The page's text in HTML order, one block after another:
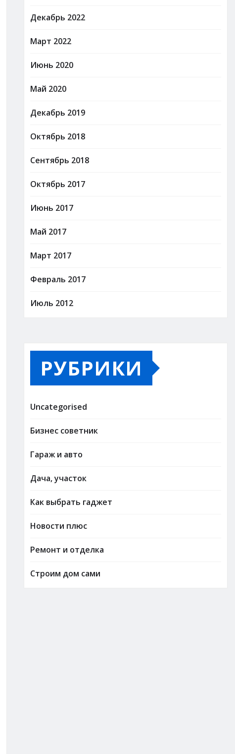
Декабрь 2022
Март 2022
Июнь 2020
Май 2020
Декабрь 2019
Октябрь 2018
Сентябрь 2018
Октябрь 2017
Июнь 2017
Май 2017
Март 2017
Февраль 2017
Июль 2012
РУБРИКИ
Uncategorised
Бизнес советник
Гараж и авто
Дача, участок
Как выбрать гаджет
Новости плюс
Ремонт и отделка
Строим дом сами